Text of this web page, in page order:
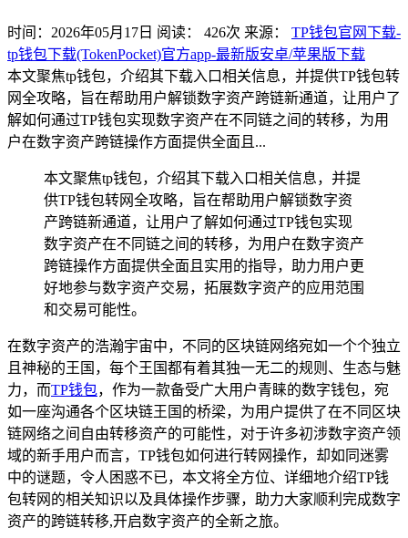
时间：2026年05月17日 阅读： 426次 来源： TP钱包官网下载-
tp钱包下载(TokenPocket)官方app-最新版安卓/苹果版下载
本文聚焦tp钱包，介绍其下载入口相关信息，并提供TP钱包转
网全攻略，旨在帮助用户解锁数字资产跨链新通道，让用户了
解如何通过TP钱包实现数字资产在不同链之间的转移，为用
户在数字资产跨链操作方面提供全面且...
本文聚焦tp钱包，介绍其下载入口相关信息，并提
供TP钱包转网全攻略，旨在帮助用户解锁数字资
产跨链新通道，让用户了解如何通过TP钱包实现
数字资产在不同链之间的转移，为用户在数字资产
跨链操作方面提供全面且实用的指导，助力用户更
好地参与数字资产交易，拓展数字资产的应用范围
和交易可能性。
在数字资产的浩瀚宇宙中，不同的区块链网络宛如一个个独立
且神秘的王国，每个王国都有着其独一无二的规则、生态与魅
力，而TP钱包，作为一款备受广大用户青睐的数字钱包，宛
如一座沟通各个区块链王国的桥梁，为用户提供了在不同区块
链网络之间自由转移资产的可能性，对于许多初涉数字资产领
域的新手用户而言，TP钱包如何进行转网操作，却如同迷雾
中的谜题，令人困惑不已，本文将全方位、详细地介绍TP钱
包转网的相关知识以及具体操作步骤，助力大家顺利完成数字
资产的跨链转移,开启数字资产的全新之旅。